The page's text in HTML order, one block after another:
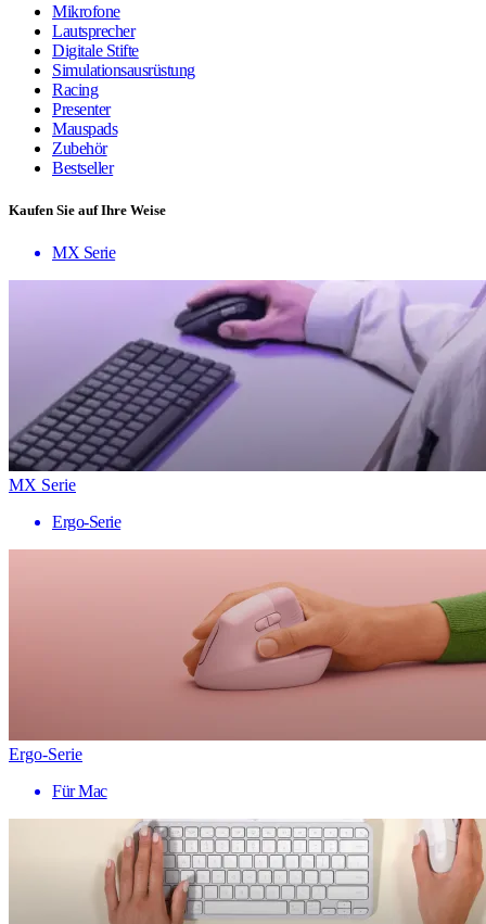
Mikrofone
Lautsprecher
Digitale Stifte
Simulationsausrüstung
Racing
Presenter
Mauspads
Zubehör
Bestseller
Kaufen Sie auf Ihre Weise
MX Serie
MX Serie
Ergo-Serie
Ergo-Serie
Für Mac